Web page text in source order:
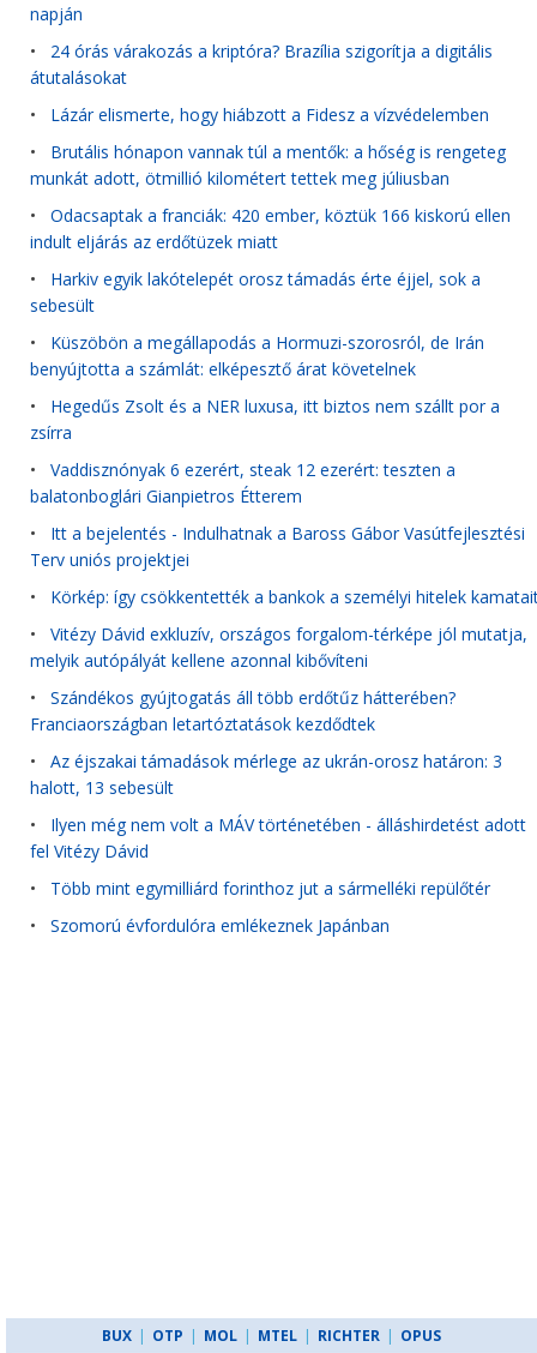
napján
• 24 órás várakozás a kriptóra? Brazília szigorítja a digitális
átutalásokat
• Lázár elismerte, hogy hiábzott a Fidesz a vízvédelemben
• Brutális hónapon vannak túl a mentők: a hőség is rengeteg
munkát adott, ötmillió kilométert tettek meg júliusban
• Odacsaptak a franciák: 420 ember, köztük 166 kiskorú ellen
indult eljárás az erdőtüzek miatt
• Harkiv egyik lakótelepét orosz támadás érte éjjel, sok a
sebesült
• Küszöbön a megállapodás a Hormuzi-szorosról, de Irán
benyújtotta a számlát: elképesztő árat követelnek
• Hegedűs Zsolt és a NER luxusa, itt biztos nem szállt por a
zsírra
• Vaddisznónyak 6 ezerért, steak 12 ezerért: teszten a
balatonboglári Gianpietros Étterem
• Itt a bejelentés - Indulhatnak a Baross Gábor Vasútfejlesztési
Terv uniós projektjei
• Körkép: így csökkentették a bankok a személyi hitelek
• Vitézy Dávid exkluzív, országos forgalom-térképe jól mutatja,
melyik autópályát kellene azonnal kibővíteni
• Szándékos gyújtogatás áll több erdőtűz hátterében?
Franciaországban letartóztatások kezdődtek
• Az éjszakai támadások mérlege az ukrán-orosz határon: 3
halott, 13 sebesült
• Ilyen még nem volt a MÁV történetében - álláshirdetést adott
fel Vitézy Dávid
• Több mint egymilliárd forinthoz jut a sármelléki repülőtér
• Szomorú évfordulóra emlékeznek Japánban
BUX | OTP | MOL | MTEL | RICHTER | OPUS